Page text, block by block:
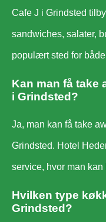
Cafe J i Grindsted
sandwiches, salater,
populært sted for
Kan man få take
i Grindsted?
Ja, man kan få take
Grindsted. Hotel
service, hvor man
Hvilken type
Grindsted?